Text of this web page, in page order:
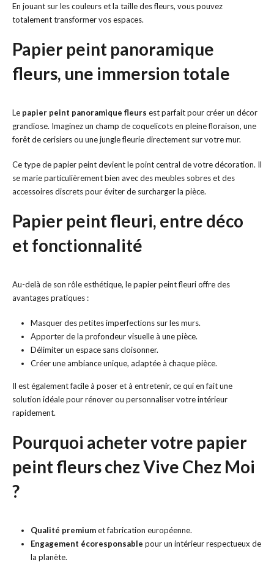
En jouant sur les couleurs et la taille des fleurs, vous pouvez
totalement transformer vos espaces.
Papier peint panoramique
fleurs, une immersion totale
Le papier peint panoramique fleurs est parfait pour créer un décor
grandiose. Imaginez un champ de coquelicots en pleine floraison, une
forêt de cerisiers ou une jungle fleurie directement sur votre mur.
Ce type de papier peint devient le point central de votre décoration. Il
se marie particulièrement bien avec des meubles sobres et des
accessoires discrets pour éviter de surcharger la pièce.
Papier peint fleuri, entre déco
et fonctionnalité
Au-delà de son rôle esthétique, le papier peint fleuri offre des
avantages pratiques :
Masquer des petites imperfections sur les murs.
Apporter de la profondeur visuelle à une pièce.
Délimiter un espace sans cloisonner.
Créer une ambiance unique, adaptée à chaque pièce.
Il est également facile à poser et à entretenir, ce qui en fait une
solution idéale pour rénover ou personnaliser votre intérieur
rapidement.
Pourquoi acheter votre papier
peint fleurs chez Vive Chez Moi
?
Qualité premiumet fabrication européenne.
Engagement écoresponsable pour un intérieur respectueux de
la planète.